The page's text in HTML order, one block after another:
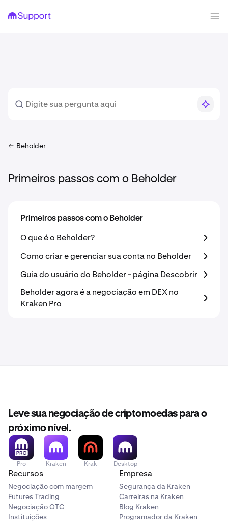
Beholder
Primeiros passos com o Beholder
Primeiros passos com o Beholder
O que é o Beholder?
Como criar e gerenciar sua conta no Beholder
Guia do usuário do Beholder - página Descobrir
Beholder agora é a negociação em DEX no
Kraken Pro
Leve sua negociação de criptomoedas para o
próximo nível.
Pro Kraken Krak Desktop
Recursos
Negociação com margem
Futures Trading
Negociação OTC
Instituições
Empresa
Segurança da Kraken
Carreiras na Kraken
Blog Kraken
Programador da Kraken